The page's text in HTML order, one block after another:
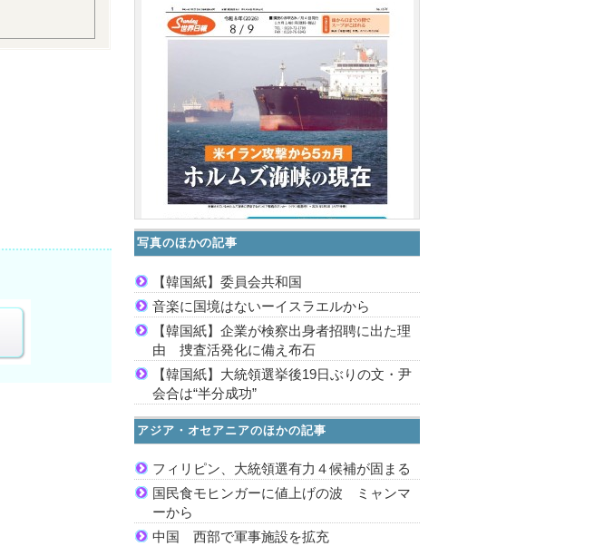
写真のほかの記事
【韓国紙】委員会共和国
音楽に国境はないーイスラエルから
【韓国紙】企業が検察出身者招聘に出た理
由 捜査活発化に備え布石
【韓国紙】大統領選挙後19日ぶりの文・尹
会合は“半分成功”
アジア・オセアニアのほかの記事
フィリピン、大統領選有力４候補が固まる
国民食モヒンガーに値上げの波 ミャンマ
ーから
中国 西部で軍事施設を拡充